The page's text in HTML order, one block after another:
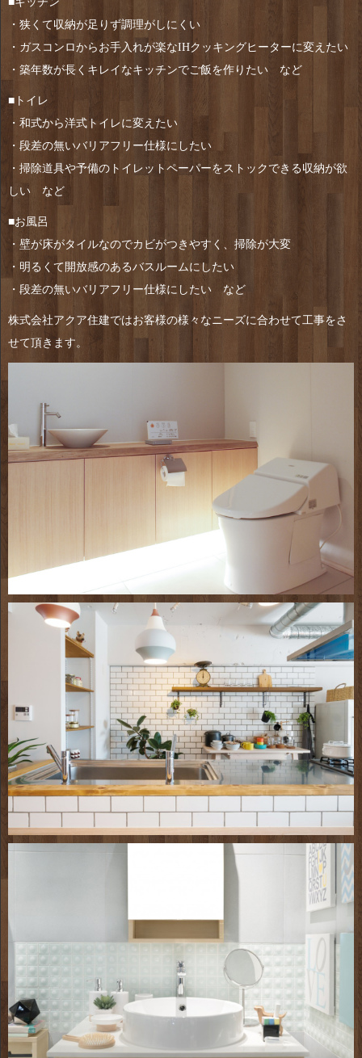
・狭くて収納が足りず調理がしにくい
・ガスコンロからお手入れが楽なIHクッキングヒーターに変えたい
・築年数が長くキレイなキッチンでご飯を作りたい など
■トイレ
・和式から洋式トイレに変えたい
・段差の無いバリアフリー仕様にしたい
・掃除道具や予備のトイレットペーパーをストックできる収納が欲
しい など
■お風呂
・壁が床がタイルなのでカビがつきやすく、掃除が大変
・明るくて開放感のあるバスルームにしたい
・段差の無いバリアフリー仕様にしたい など
株式会社アクア住建ではお客様の様々なニーズに合わせて工事をさ
せて頂きます。